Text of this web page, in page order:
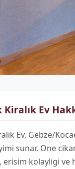
Kiralık Ev
Ev, Gebze/
sunar. One
erisim kolayligi